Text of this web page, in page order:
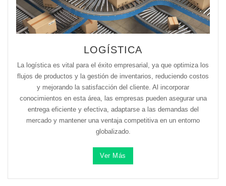
LOGÍSTICA
La logística es vital para el éxito empresarial, ya que optimiza los
flujos de productos y la gestión de inventarios, reduciendo costos
y mejorando la satisfacción del cliente. Al incorporar
conocimientos en esta área, las empresas pueden asegurar una
entrega eficiente y efectiva, adaptarse a las demandas del
mercado y mantener una ventaja competitiva en un entorno
globalizado.
Ver Más